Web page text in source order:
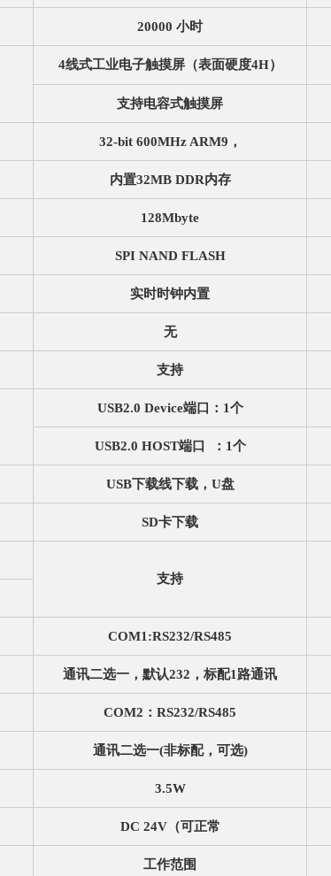
20000 小时
4线式工业电子触摸屏（表面硬度4H）
支持电容式触摸屏
32-bit 600MHz ARM9，
内置32MB DDR内存
128Mbyte
SPI NAND FLASH
实时时钟内置
无
支持
USB2.0 Device端口：1个
USB2.0 HOST端口 ：1个
USB下载线下载，U盘
SD卡下载
支持
COM1:RS232/RS485
通讯二选一，默认232，标配1路通讯
COM2：RS232/RS485
通讯二选一(非标配，可选)
3.5W
DC 24V（可正常
工作范围